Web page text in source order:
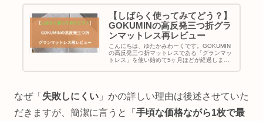
【しばらく使ってみてどう？】
GOKUMINの高反発三つ折グラ
ンマットレス再レビュー
こんにちは、ゆたかみわーくです。GOKUMIN
の高反発三つ折マットレスである「グランマッ
トレス」を使い始めて5ヶ月ほどが経過しまし
を再びレビューしたいと思います。結論を先に
なぜ「 失敗しにくい 」かの詳しい理由は後述させていた
だきますが、簡潔に言うと「 手頃な価格ながら1枚で最